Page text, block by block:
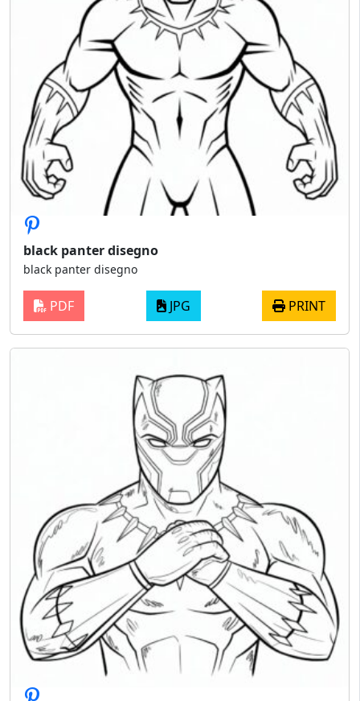
black panter disegno
black panter disegno
PDF JPG PRINT